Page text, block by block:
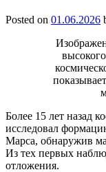
Posted on 01.06.2026
Более 15 лет назад
исследовал
Марса, обнаружив
Из тех первых
отложения.